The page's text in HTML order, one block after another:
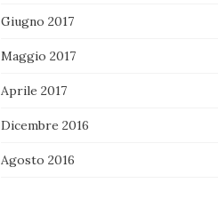
Giugno 2017
Maggio 2017
Aprile 2017
Dicembre 2016
Agosto 2016